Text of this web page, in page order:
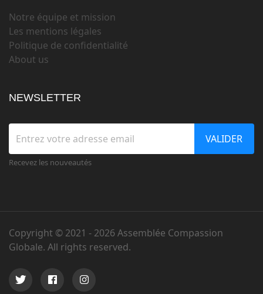
Notre équipe et mission
Les mentions légales
Politique de confidentialité
About us
NEWSLETTER
VALIDER
Recevez les nouveautés
Copyright © 2021 - 2026 Assemblée Compassion
Globale. All rights reserved.